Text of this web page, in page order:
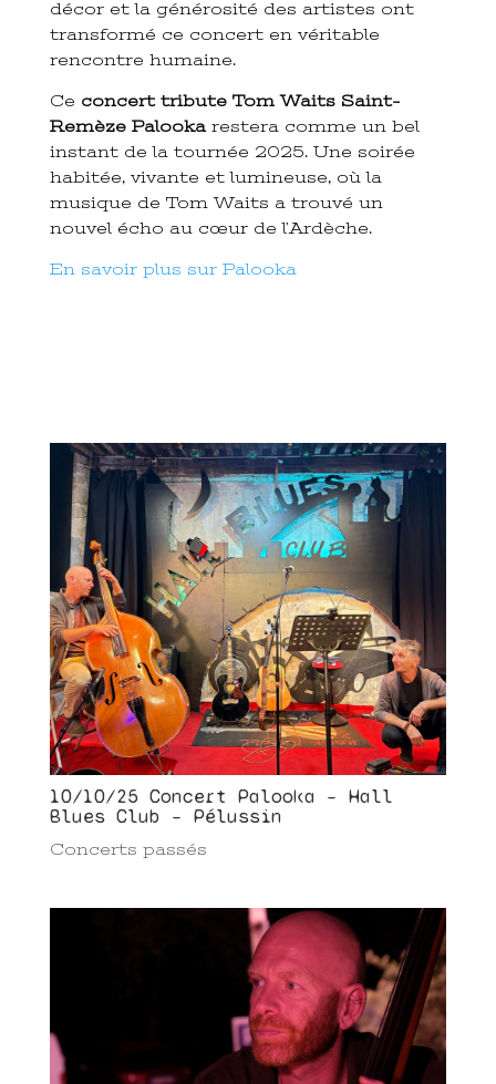
décor et la générosité des artistes ont
transformé ce concert en véritable
rencontre humaine.
Ce concert tribute Tom Waits Saint-
Remèze Palookarestera comme un bel
instant de la tournée 2025. Une soirée
habitée, vivante et lumineuse, où la
musique de Tom Waits a trouvé un
nouvel écho au cœur de l’Ardèche.
En savoir plus sur Palooka
10/10/25 Concert Palooka – Hall
Blues Club – Pélussin
Concerts passés